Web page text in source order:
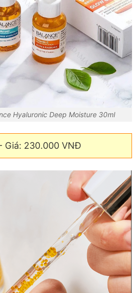
Hyaluronic Deep Moisture 30ml
Giá: 230.000 VNĐ